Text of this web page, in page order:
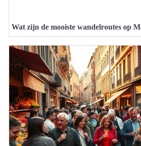
Wat zijn de mooiste wandelroutes op